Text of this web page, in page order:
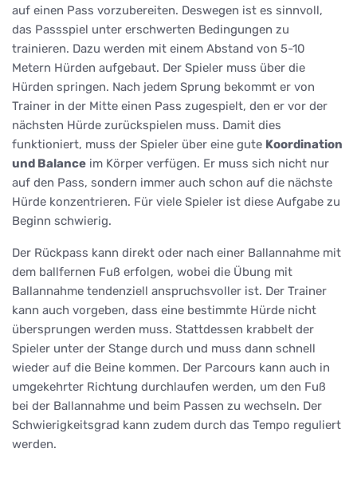
auf einen Pass vorzubereiten. Deswegen ist es sinnvoll,
das Passspiel unter erschwerten Bedingungen zu
trainieren. Dazu werden mit einem Abstand von 5-10
Metern Hürden aufgebaut. Der Spieler muss über die
Hürden springen. Nach jedem Sprung bekommt er von
Trainer in der Mitte einen Pass zugespielt, den er vor der
nächsten Hürde zurückspielen muss. Damit dies
funktioniert, muss der Spieler über eine gute Koordination
und Balance im Körper verfügen. Er muss sich nicht nur
auf den Pass, sondern immer auch schon auf die nächste
Hürde konzentrieren. Für viele Spieler ist diese Aufgabe zu
Beginn schwierig.
Der Rückpass kann direkt oder nach einer Ballannahme mit
dem ballfernen Fuß erfolgen, wobei die Übung mit
Ballannahme tendenziell anspruchsvoller ist. Der Trainer
kann auch vorgeben, dass eine bestimmte Hürde nicht
übersprungen werden muss. Stattdessen krabbelt der
Spieler unter der Stange durch und muss dann schnell
wieder auf die Beine kommen. Der Parcours kann auch in
umgekehrter Richtung durchlaufen werden, um den Fuß
bei der Ballannahme und beim Passen zu wechseln. Der
Schwierigkeitsgrad kann zudem durch das Tempo reguliert
werden.